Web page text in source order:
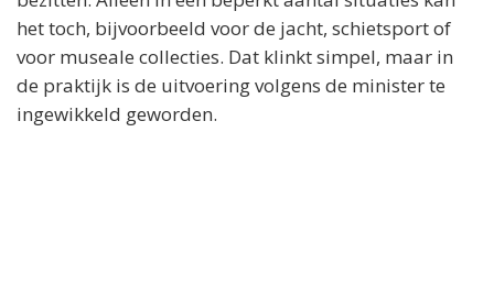
het toch, bijvoorbeeld voor de jacht, schietsport of
voor museale collecties. Dat klinkt simpel, maar in
de praktijk is de uitvoering volgens de minister te
ingewikkeld geworden.